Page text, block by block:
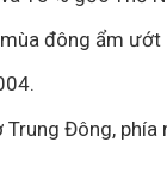
đông ẩm ướt
Đông, phía